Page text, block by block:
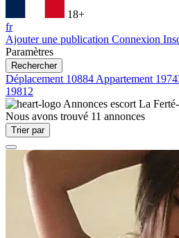
18+
fr
Ajouter une publication Connexion
Paramètres
Rechercher
Déplacement 10884 Appartement
19812
Annonces escort La
Nous avons trouvé 11 annonces
Trier par